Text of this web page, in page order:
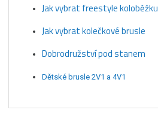
Jak vybrat freestyle koloběžku
Jak vybrat kolečkové brusle
Dobrodružství pod stanem
Dětské brusle 2V1 a 4V1